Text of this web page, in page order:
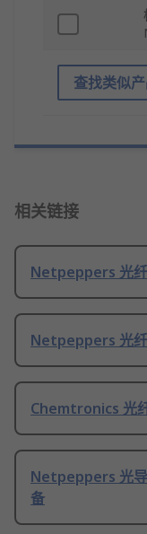
查找类似
相关链接
Netpeppers 光纤
Netpeppers 光纤
Chemtronics 光
Netpeppers 光导
备